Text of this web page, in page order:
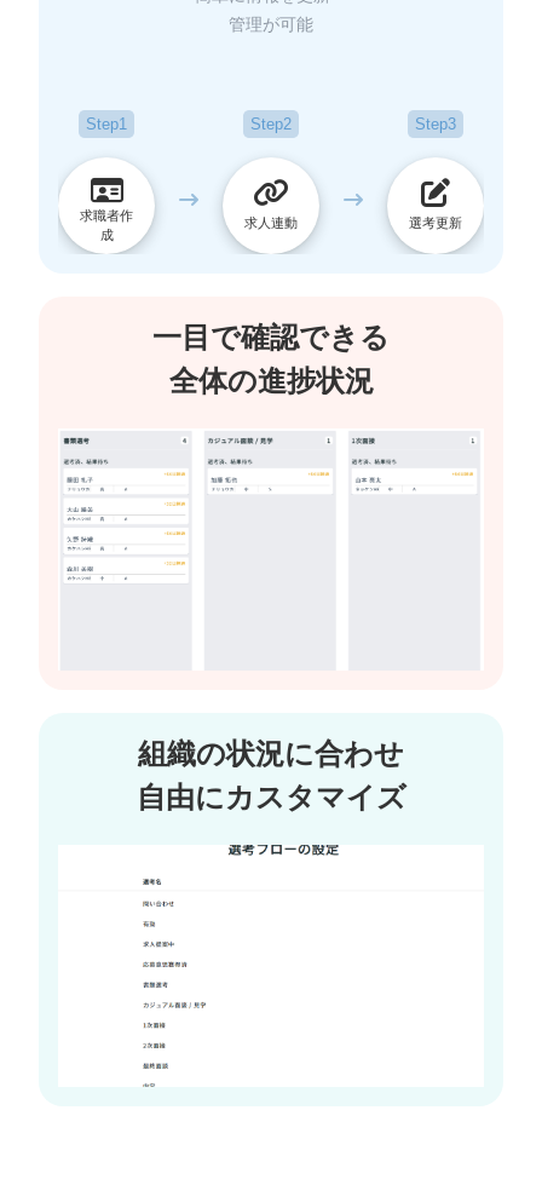
Step1
求職者作
成
Step2
求人連動
Step3
選考更新
一目で確認できる
全体の進捗状況
組織の状況に合わせ
自由にカスタマイズ